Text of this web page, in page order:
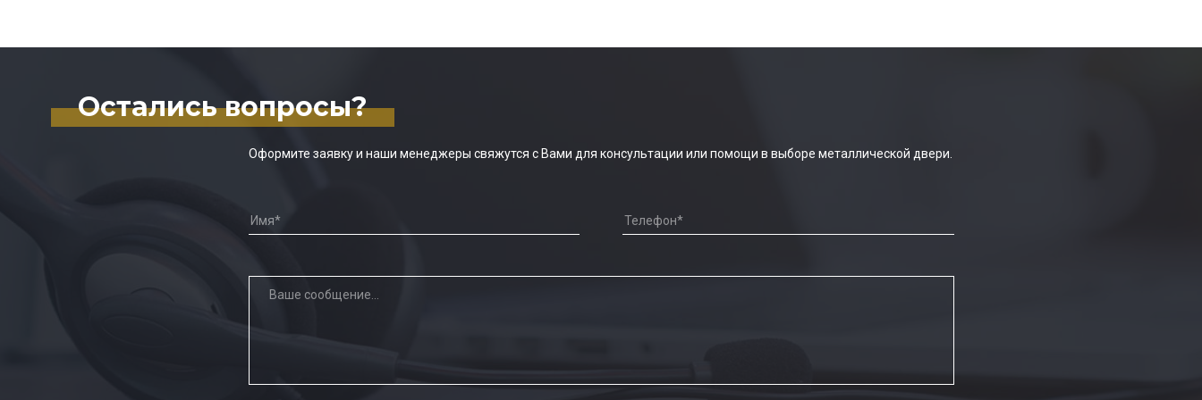
Остались вопросы?
Оформите заявку и наши менеджеры свяжутся с Вами для консультации или помощи в выборе металлической двери.